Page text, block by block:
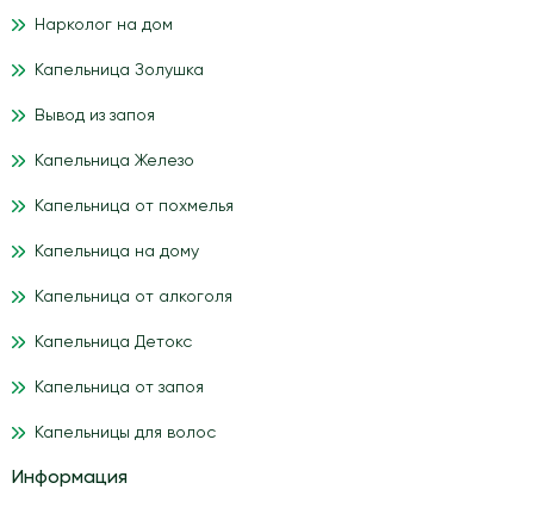
Нарколог на дом
Капельница Золушка
Вывод из запоя
Капельница Железо
Капельница от похмелья
Капельница на дому
Капельница от алкоголя
Капельница Детокс
Капельница от запоя
Капельницы для волос
Информация